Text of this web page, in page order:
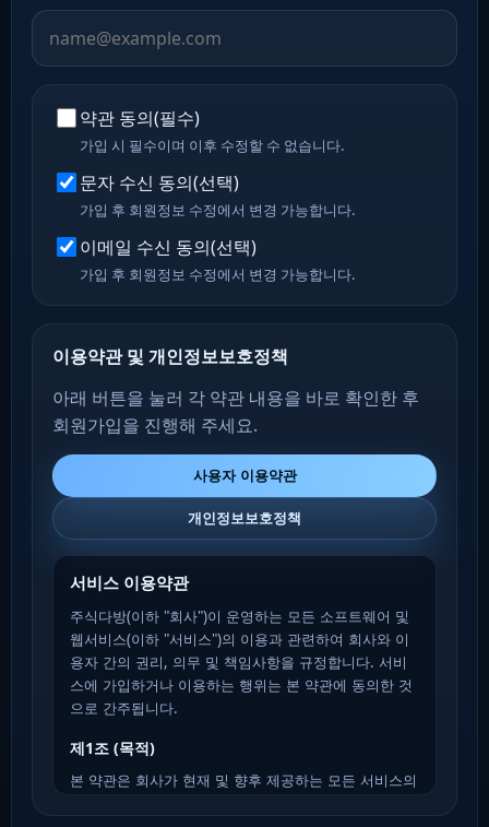
약관 동의(필수)
가입 시 필수이며 이후 수정할 수 없습니다.
문자 수신 동의(선택)
가입 후 회원정보 수정에서 변경 가능합니다.
이메일 수신 동의(선택)
가입 후 회원정보 수정에서 변경 가능합니다.
이용약관 및 개인정보보호정책
아래 버튼을 눌러 각 약관 내용을 바로 확인한 후
회원가입을 진행해 주세요.
사용자 이용약관
개인정보보호정책
서비스 이용약관
주식다방(이하 "회사")이 운영하는 모든 소프트웨어 및
웹서비스(이하 "서비스")의 이용과 관련하여 회사와 이
용자 간의 권리, 의무 및 책임사항을 규정합니다. 서비
스에 가입하거나 이용하는 행위는 본 약관에 동의한 것
으로 간주됩니다.
제1조 (목적)
본 약관은 회사가 현재 및 향후 제공하는 모든 서비스의